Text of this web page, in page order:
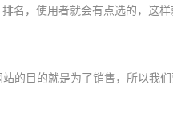
名，使用者就会有点选的，这
的目的就是为了销售，所以我